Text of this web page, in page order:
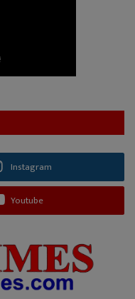
Instagram
Youtube